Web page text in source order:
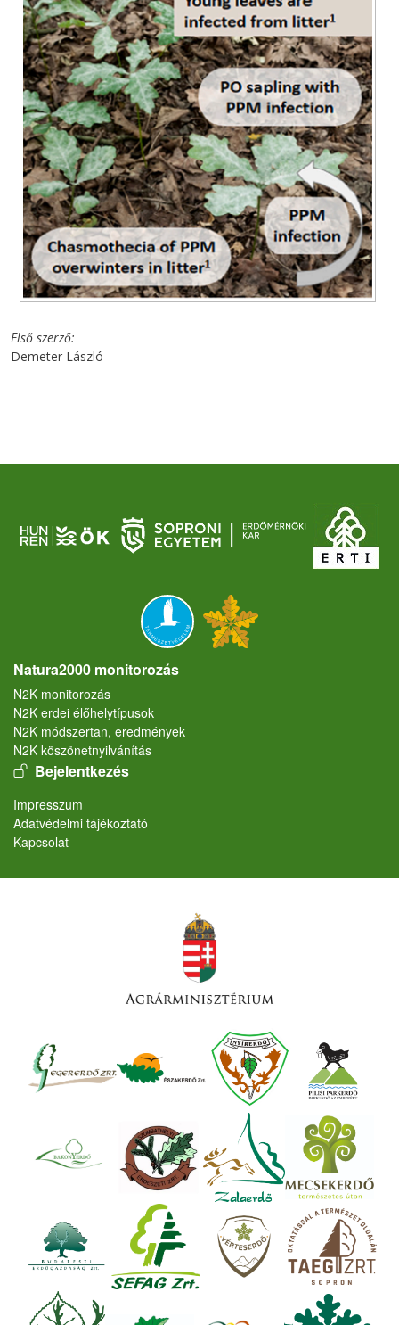
Első szerző
Demeter László
Natura2000 monitorozás
N2K monitorozás
N2K erdei élőhelytípusok
N2K módszertan, eredmények
N2K köszönetnyilvánítás
User account menu
Bejelentkezés
Lábléc
Impresszum
Adatvédelmi tájékoztató
Kapcsolat